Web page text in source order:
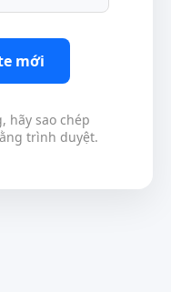
mới
hãy sao chép
trình duyệt.